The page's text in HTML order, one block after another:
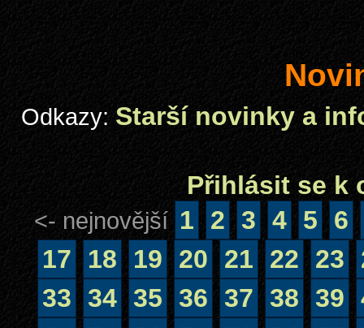
Odkazy: Starší novinky a
Přihlásit se k
<- nejnovější 1 2 3 4 5
6
17
18 19 20 21 22 23
33 34 35 36 37 38 39